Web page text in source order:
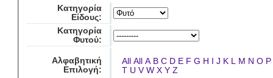
Κατηγορία
Είδους:
Κατηγορία
Φυτού:
Αλφαβητική
Επιλογή:
All All A B C D E F G H I J K L M N O P
T U V W X Y Z